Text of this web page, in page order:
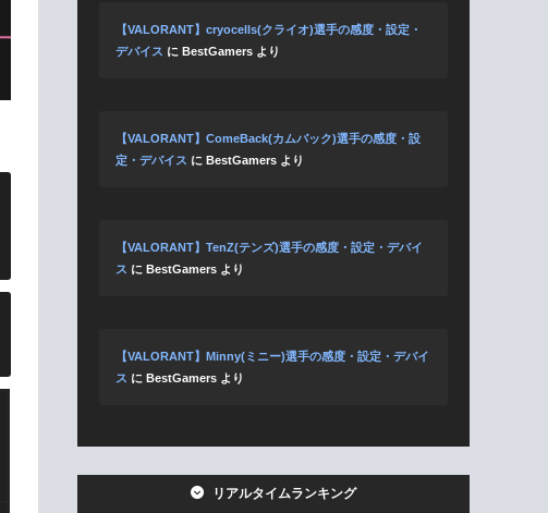
【VALORANT】cryocells(クライオ)選手の感度・設定・
デバイス に BestGamers より
【VALORANT】ComeBack(カムバック)選手の感度・設
定・デバイス に BestGamers より
【VALORANT】TenZ(テンズ)選手の感度・設定・デバイ
ス に BestGamers より
【VALORANT】Minny(ミニー)選手の感度・設定・デバイ
ス に BestGamers より
リアルタイムランキング